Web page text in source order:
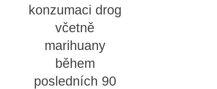
konzumaci drog
včetně
marihuany
během
posledních 90